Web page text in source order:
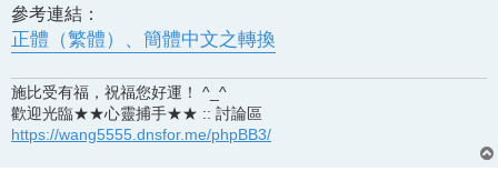
參考連結：
正體（繁體）、簡體中文之轉換
施比受有福，祝福您好運！ ^_^
歡迎光臨★★心靈捕手★★ :: 討論區
https://wang5555.dnsfor.me/phpBB3/